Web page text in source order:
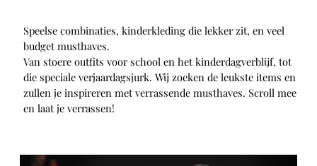
Speelse combinaties, kinderkleding die lekker zit, en veel
budget musthaves.
Van stoere outfits voor school en het kinderdagverblijf, tot
die speciale verjaardagsjurk. Wij zoeken de leukste items en
zullen je inspireren met verrassende musthaves. Scroll mee
en laat je verrassen!